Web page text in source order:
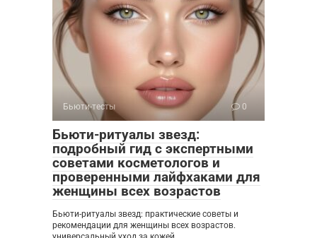
Бьюти-тесты 0
Бьюти-ритуалы звезд:
подробный гид с экспертными
советами косметологов и
проверенными лайфхаками для
женщины всех возрастов
Бьюти-ритуалы звезд: практические советы и
рекомендации для женщины всех возрастов.